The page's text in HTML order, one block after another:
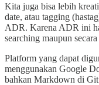
Kita juga bisa lebih
date, atau tagging
ADR. Karena ADR ini
searching maupun
Platform yang dapat
menggunakan Google
bahkan Markdown di